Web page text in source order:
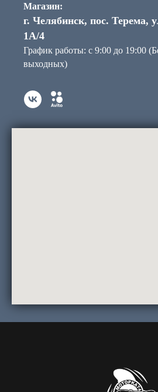
Магазин:
г. Челябинск, пос. Терема,
1А/4
График работы: с 9:00 до 19:00
выходных)